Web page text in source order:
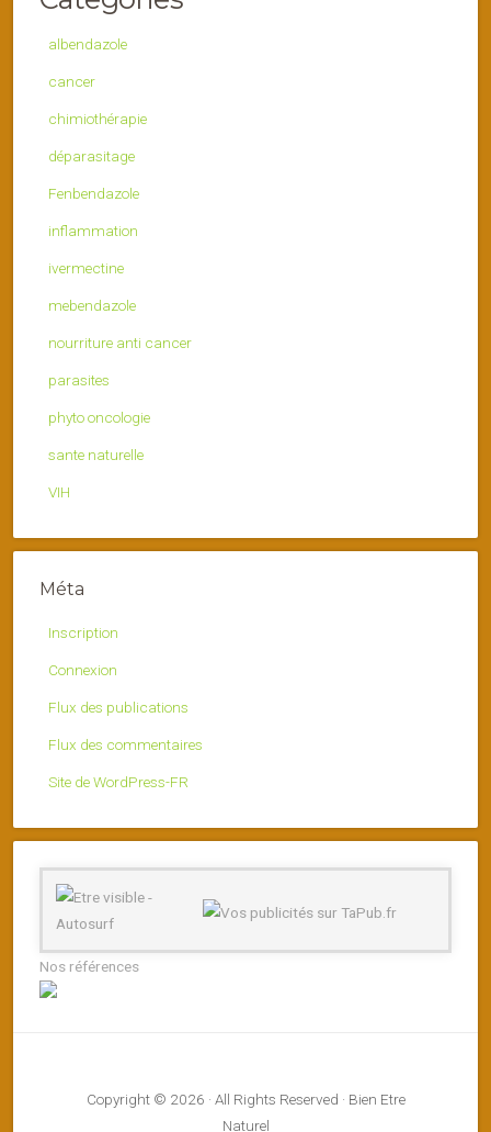
albendazole
cancer
chimiothérapie
déparasitage
Fenbendazole
inflammation
ivermectine
mebendazole
nourriture anti cancer
parasites
phyto oncologie
sante naturelle
VIH
Méta
Inscription
Connexion
Flux des publications
Flux des commentaires
Site de WordPress-FR
Nos références
Copyright © 2026 · All Rights Reserved · Bien Etre
Naturel